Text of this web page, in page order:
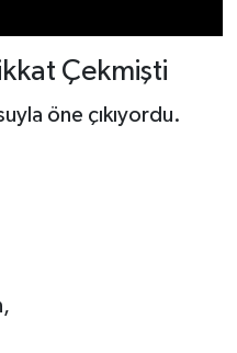
Çekmişti
öne çıkıyordu.